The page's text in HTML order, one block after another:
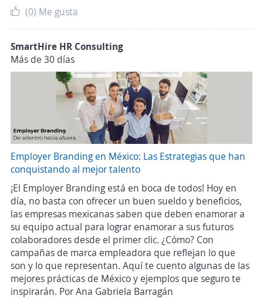
(0) Me gusta
SmartHire HR Consulting
Más de 30 días
Employer Branding en México: Las Estrategias que han
conquistando al mejor talento
¡El Employer Branding está en boca de todos! Hoy en
día, no basta con ofrecer un buen sueldo y beneficios,
las empresas mexicanas saben que deben enamorar a
su equipo actual para lograr enamorar a sus futuros
colaboradores desde el primer clic. ¿Cómo? Con
campañas de marca empleadora que reflejan lo que
son y lo que representan. Aquí te cuento algunas de las
mejores prácticas de México y ejemplos que seguro te
inspirarán. Por Ana Gabriela Barragán